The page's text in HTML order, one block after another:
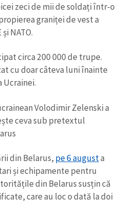
zeci de mii de soldați într-o
graniței de vest a
NATO.
circa 200 000 de trupe.
cu doar câteva luni înainte
Ucrainei.
Volodimir Zelenski a
ceva sub pretextul
din Belarus, pe 6 augusta
și echipamente pentru
din Belarus susțin că
care au loc o dată la doi